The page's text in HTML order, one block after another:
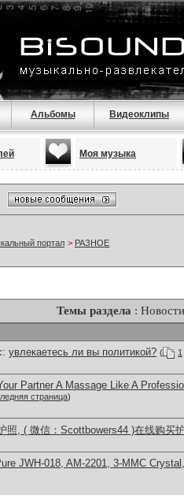
Альбомы Видеоклипы
Моя музыка
портал > РАЗНОЕ
Темы раздела : Новости
увлекаетесь ли вы политикой? (
1
Partner A Massage Like A
страница)
照, ( 微信：Scottbowers44 )在线购买
JWH-018, AM-2201, 3-MMC